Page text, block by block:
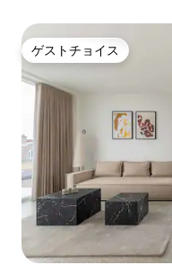
ゲストチョイス
ゲストチョイス